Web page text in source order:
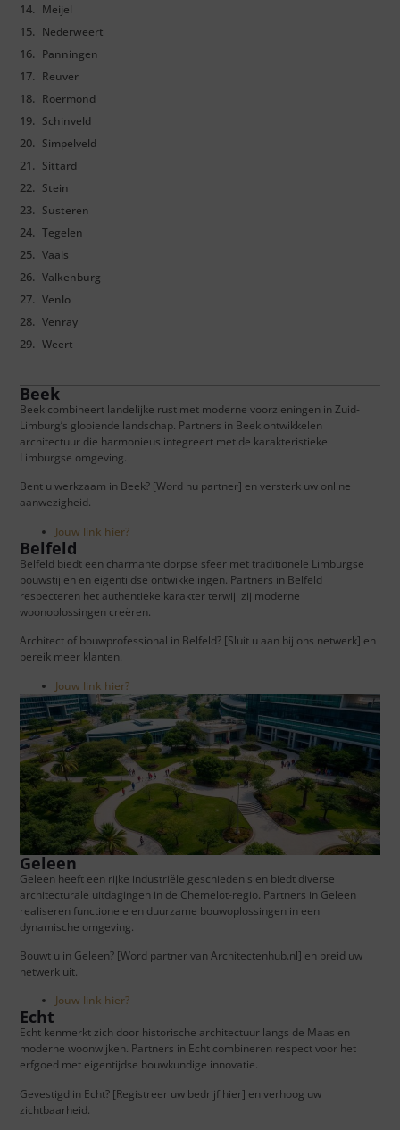
Meijel
Nederweert
Panningen
Reuver
Roermond
Schinveld
Simpelveld
Sittard
Stein
Susteren
Tegelen
Vaals
Valkenburg
Venlo
Venray
Weert
Beek
Beek combineert landelijke rust met moderne voorzieningen in Zuid-
Limburg’s glooiende landschap. Partners in Beek ontwikkelen
architectuur die harmonieus integreert met de karakteristieke
Limburgse omgeving.
Bent u werkzaam in Beek? [Word nu partner] en versterk uw online
aanwezigheid.
Jouw link hier?
Belfeld
Belfeld biedt een charmante dorpse sfeer met traditionele Limburgse
bouwstijlen en eigentijdse ontwikkelingen. Partners in Belfeld
respecteren het authentieke karakter terwijl zij moderne
woonoplossingen creëren.
Architect of bouwprofessional in Belfeld? [Sluit u aan bij ons netwerk] en
bereik meer klanten.
Jouw link hier?
Echt
Echt kenmerkt zich door historische architectuur langs de Maas en
moderne woonwijken. Partners in Echt combineren respect voor het
erfgoed met eigentijdse bouwkundige innovatie.
Gevestigd in Echt? [Registreer uw bedrijf hier] en verhoog uw
zichtbaarheid.
Geleen
Geleen heeft een rijke industriële geschiedenis en biedt diverse
architecturale uitdagingen in de Chemelot-regio. Partners in Geleen
realiseren functionele en duurzame bouwoplossingen in een
dynamische omgeving.
Bouwt u in Geleen? [Word partner van Architectenhub.nl] en breid uw
netwerk uit.
Jouw link hier?